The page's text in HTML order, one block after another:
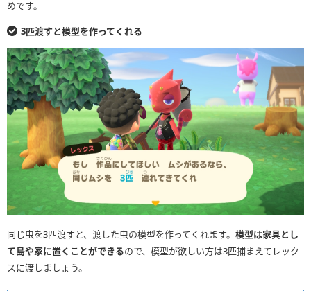
めです。
3匹渡すと模型を作ってくれる
同じ虫を3匹渡すと、渡した虫の模型を作ってくれます。 模型は家具とし
て島や家に置くことができるので、模型が欲しい方は3匹捕まえてレック
スに渡しましょう。